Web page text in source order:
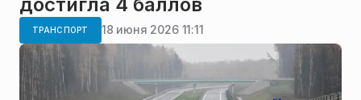
ТРАНСПОРТ 18 июня 2026 11:11